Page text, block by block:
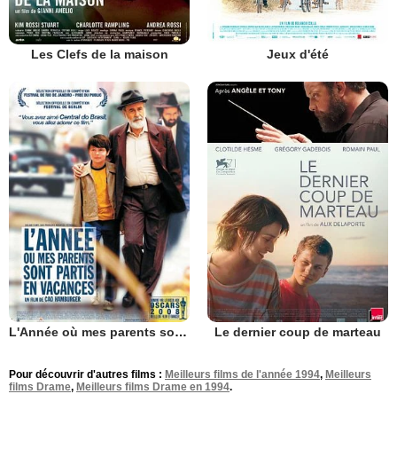
Les Clefs de la maison Jeux d'été
L'Année où mes parents sont partis en vacances Le dernier coup de marteau
Pour découvrir d'autres films : Meilleurs films de l'année 1994, Meilleurs
films Drame, Meilleurs films Drame en 1994.